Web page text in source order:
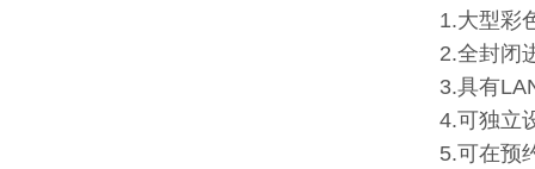
1.大型彩色
2.全封闭进
3.具有LAN
4.可独立设
5.可在预约